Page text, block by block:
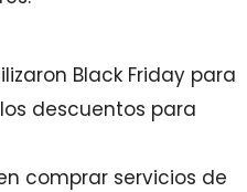
Black Friday para
descuentos para
comprar servicios de